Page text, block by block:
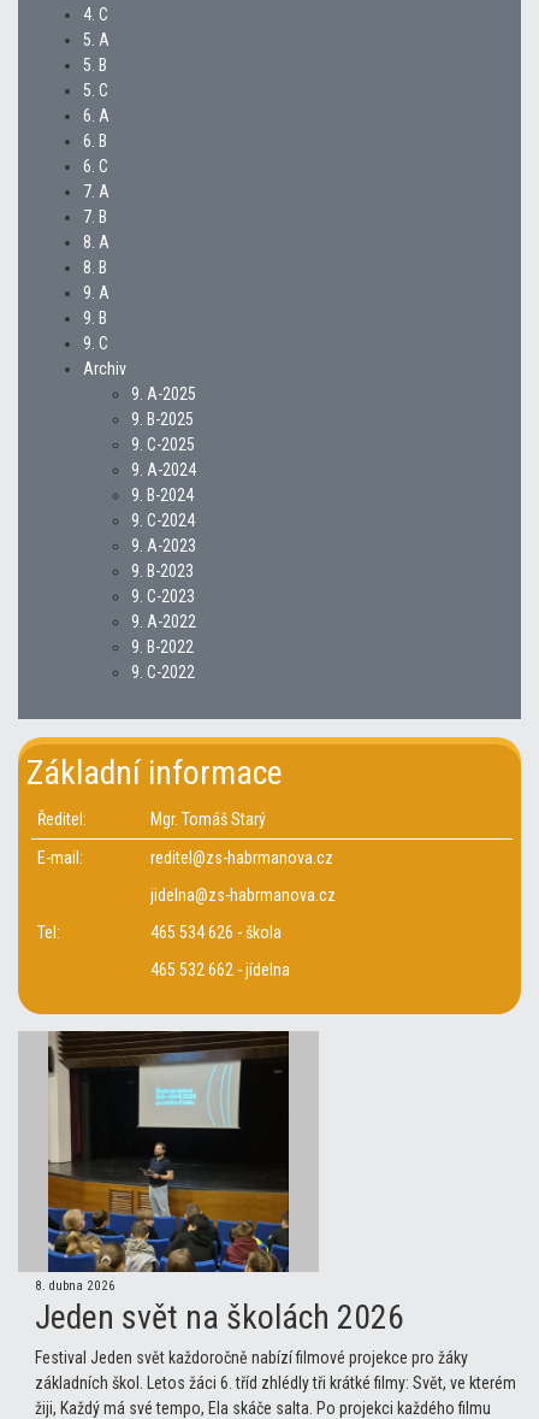
4. C
5. A
5. B
5. C
6. A
6. B
6. C
7. A
7. B
8. A
8. B
9. A
9. B
9. C
Archiv
9. A-2025
9. B-2025
9. C-2025
9. A-2024
9. B-2024
9. C-2024
9. A-2023
9. B-2023
9. C-2023
9. A-2022
9. B-2022
9. C-2022
Základní informace
Ředitel:
Mgr. Tomáš Starý
E-mail:
reditel@zs-habrmanova.cz
jidelna@zs-habrmanova.cz
Tel:
465 534 626 - škola
465 532 662 - jídelna
8. dubna 2026
Jeden svět na školách 2026
Festival Jeden svět každoročně nabízí filmové projekce pro žáky
základních škol. Letos žáci 6. tříd zhlédly tři krátké filmy: Svět, ve kterém
žiji, Každý má své tempo, Ela skáče salta. Po projekci každého filmu